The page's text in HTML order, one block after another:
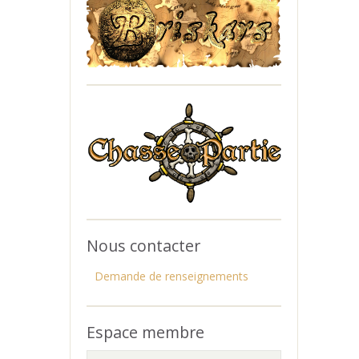
Nous contacter
Demande de renseignements
Espace membre